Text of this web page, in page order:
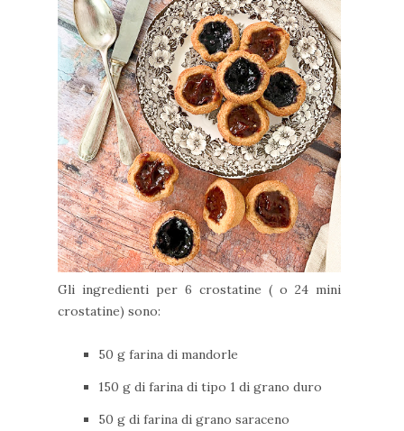
Gli ingredienti per 6 crostatine ( o 24 mini
crostatine) sono:
50 g farina di mandorle
150 g di farina di tipo 1 di grano duro
50 g di farina di grano saraceno